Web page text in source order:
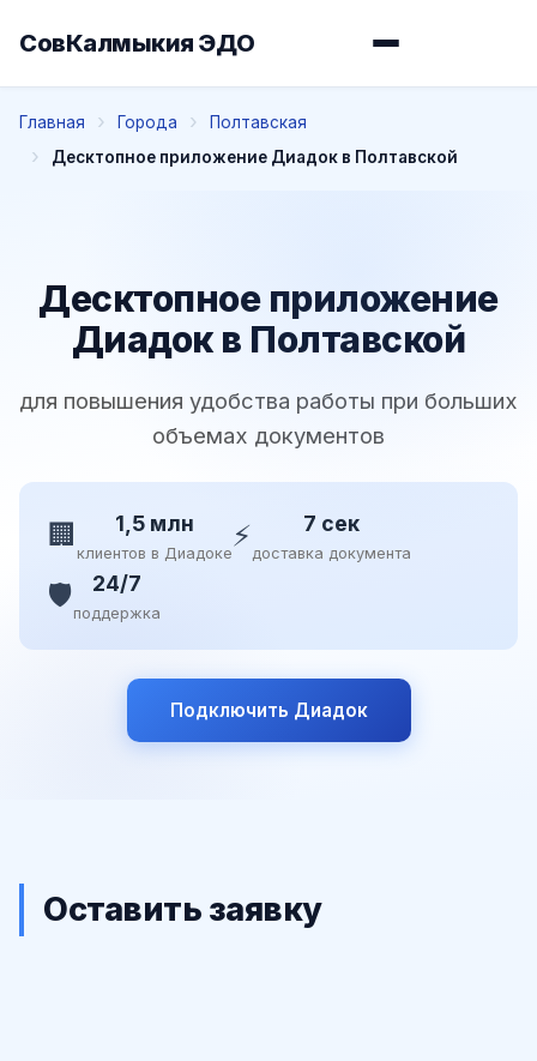
СовКалмыкия ЭДО
Главная Города
Полтавская
Десктопное приложение Диадок в Полтавской
Десктопное приложение
Диадок в Полтавской
для повышения удобства работы при больших
объемах документов
🏢 1,5 млн
клиентов в Диадоке⚡ 7 сек
доставка документа
🛡️ 24/7
поддержка
Подключить Диадок
Оставить заявку